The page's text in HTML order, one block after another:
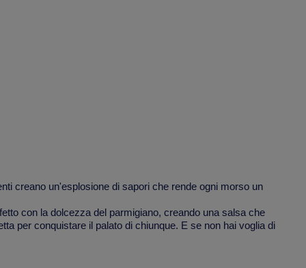
creano un'esplosione di sapori che rende ogni morso un
con la dolcezza del parmigiano, creando una salsa che
per conquistare il palato di chiunque. E se non hai voglia di